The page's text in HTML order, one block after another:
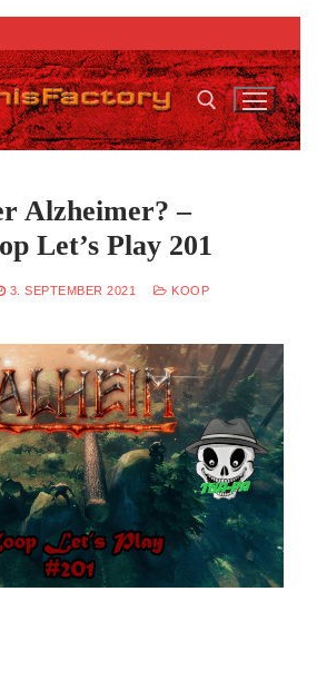
Alzheimer? –
Let’s Play 201
3. SEPTEMBER 2021
KOOP